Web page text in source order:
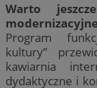
Warto
Program
kultury”
kawiarnia
dydaktyczne i